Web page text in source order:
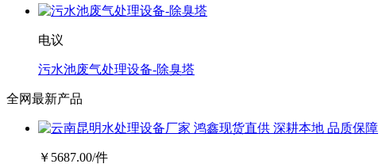
电议
污水池废气处理设备-除臭塔
全网最新产品
￥ 5687.00/件